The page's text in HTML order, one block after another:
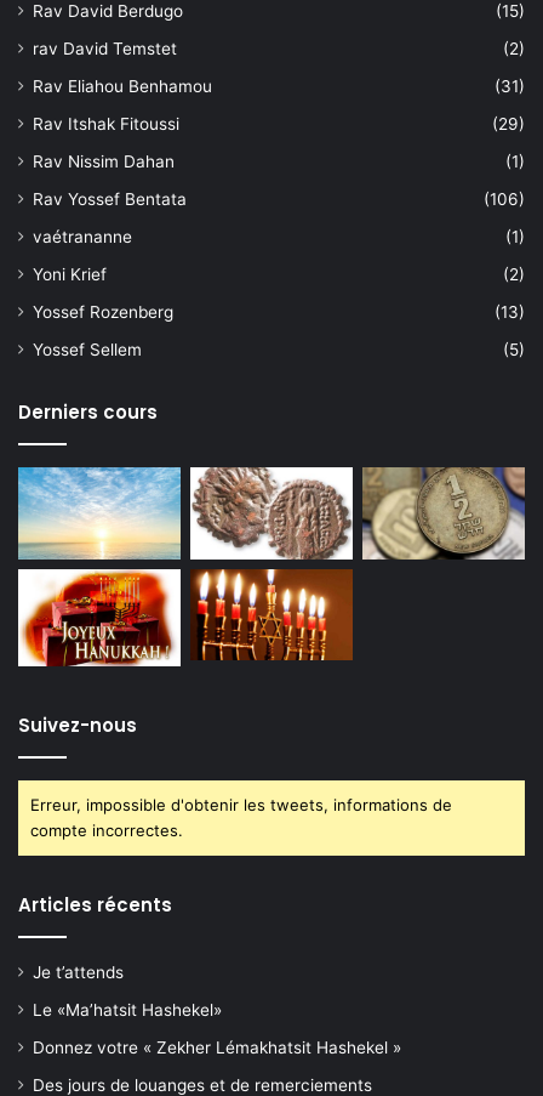
Rav David Berdugo
(15)
rav David Temstet
(2)
Rav Eliahou Benhamou
(31)
Rav Itshak Fitoussi
(29)
Rav Nissim Dahan
(1)
Rav Yossef Bentata
(106)
vaétrananne
(1)
Yoni Krief
(2)
Yossef Rozenberg
(13)
Yossef Sellem
(5)
Derniers cours
Suivez-nous
Erreur, impossible d'obtenir les tweets, informations de
compte incorrectes.
Articles récents
Je t’attends
Le «Ma’hatsit Hashekel»
Donnez votre « Zekher Lémakhatsit Hashekel »
Des jours de louanges et de remerciements